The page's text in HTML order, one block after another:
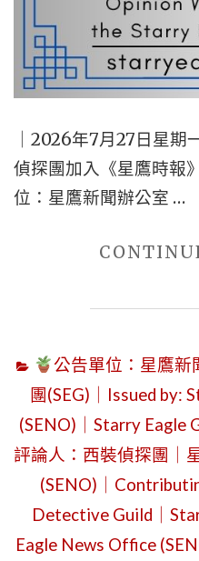
｜2026年7月27日星期
偵探團加入《星鷹時報
位：星鷹新聞辦公室 …
公告單位：星鷹新
團(SEG)｜Issued by:
(SENO)｜Starry Eagle
評論人：西裝偵探團｜
(SENO)｜
Detective Guild｜
Eagle News Office